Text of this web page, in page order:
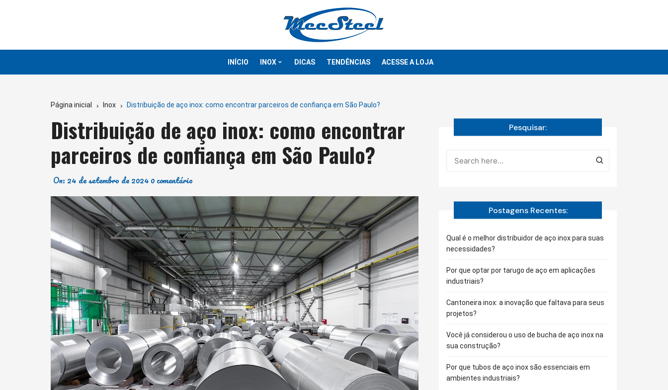
INÍCIO INOX
Chapas
Flanges
Barras
DICAS TENDÊNCIAS ACESSE A LOJA
Página inicial Inox Distribuição de aço inox: como encontrar parceiros de confiança em São Paulo?
Distribuição de aço inox: como encontrar
parceiros de confiança em São Paulo?
On: 24 de setembro de 20240 comentário
Pesquisar:
Postagens Recentes:
Qual é o melhor distribuidor de aço inox para suas
necessidades?
Por que optar por tarugo de aço em aplicações
industriais?
Cantoneira inox: a inovação que faltava para seus
projetos?
Você já considerou o uso de bucha de aço inox na
sua construção?
Por que tubos de aço inox são essenciais em
ambientes industriais?